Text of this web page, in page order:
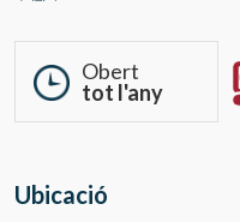
Obert
tot l'any
Ubicació